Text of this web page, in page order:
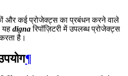
और कई प्रोजेक्ट्स का प्रबंधन करने वाले
यह dignaरिपॉज़िटरी में उपलब्ध प्रोजेक्ट्स
है।
¶